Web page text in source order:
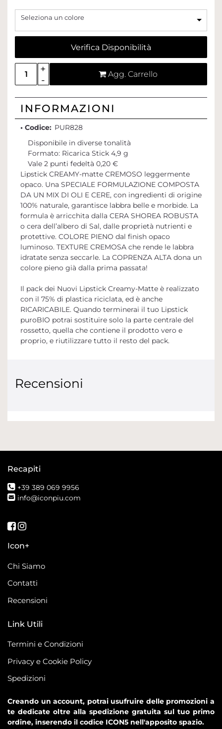
Seleziona un colore
Verifica Disponibilità
Quantità
Agg. Carrello
INFORMAZIONI
• Codice: PUR828
Disponibile in diverse tonalità
Formato: Ricarica Stick 4,9 g
Vale 2 punti fedeltà 0,20 €
Lipstick CREAMY-matte CREMOSO leggermente
opaco. Una SPECIALE FORMULAZIONE COMPOSTA
DA UN MIX DI OLI E CERE, con ingredienti di origine
100% naturale, garantisce labbra belle e morbide. La
formula è arricchita dalla CERA SHOREA ROBUSTA
o cera dell’albero di Sal, dalle proprietà nutrienti e
protettive. COLORE PIENO dal finish opaco
luminoso. TEXTURE CREMOSA che rende le labbra
idratate senza seccarle. La COPRENZA ALTA dona un
colore pieno già dalla prima passata!
Il pack dei Nuovi Lipstick Creamy-Matte è realizzato
con il 75% di plastica riciclata, ed è anche
RICARICABILE. Quando terminerai il tuo Lipstick
puroBIO potrai sostituire solo la parte centrale del
rossetto, quella che contiene il prodotto vero e
proprio, e riutilizzare tutto il resto del pack.
Recensioni
Recapiti
+39 389 069 9956
info@iconpiu.com
Seguici su Facebook
Seguici su Instagram
Icon+
Chi Siamo
Contatti
Recensioni
Link Utili
Termini e Condizioni
Privacy e Cookie Policy
Spedizioni
Creando un account, potrai usufruire delle promozioni a
te dedicate oltre alla spedizione gratuita sul tuo primo
ordine, inserendo il codice ICON5 nell'apposito spazio.